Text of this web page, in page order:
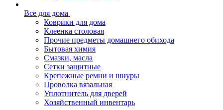
Все для дома
Коврики для дома
Клеенка столовая
Прочие предметы домашнего обихода
Бытовая химия
Смазки, масла
Сетки защитные
Крепежные ремни и шнуры
Проволка вязальная
Уплотнитель для дверей
Хозяйственный инвентарь